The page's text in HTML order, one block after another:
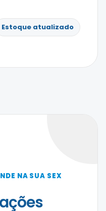
Estoque atualizado
NA SUA SEX